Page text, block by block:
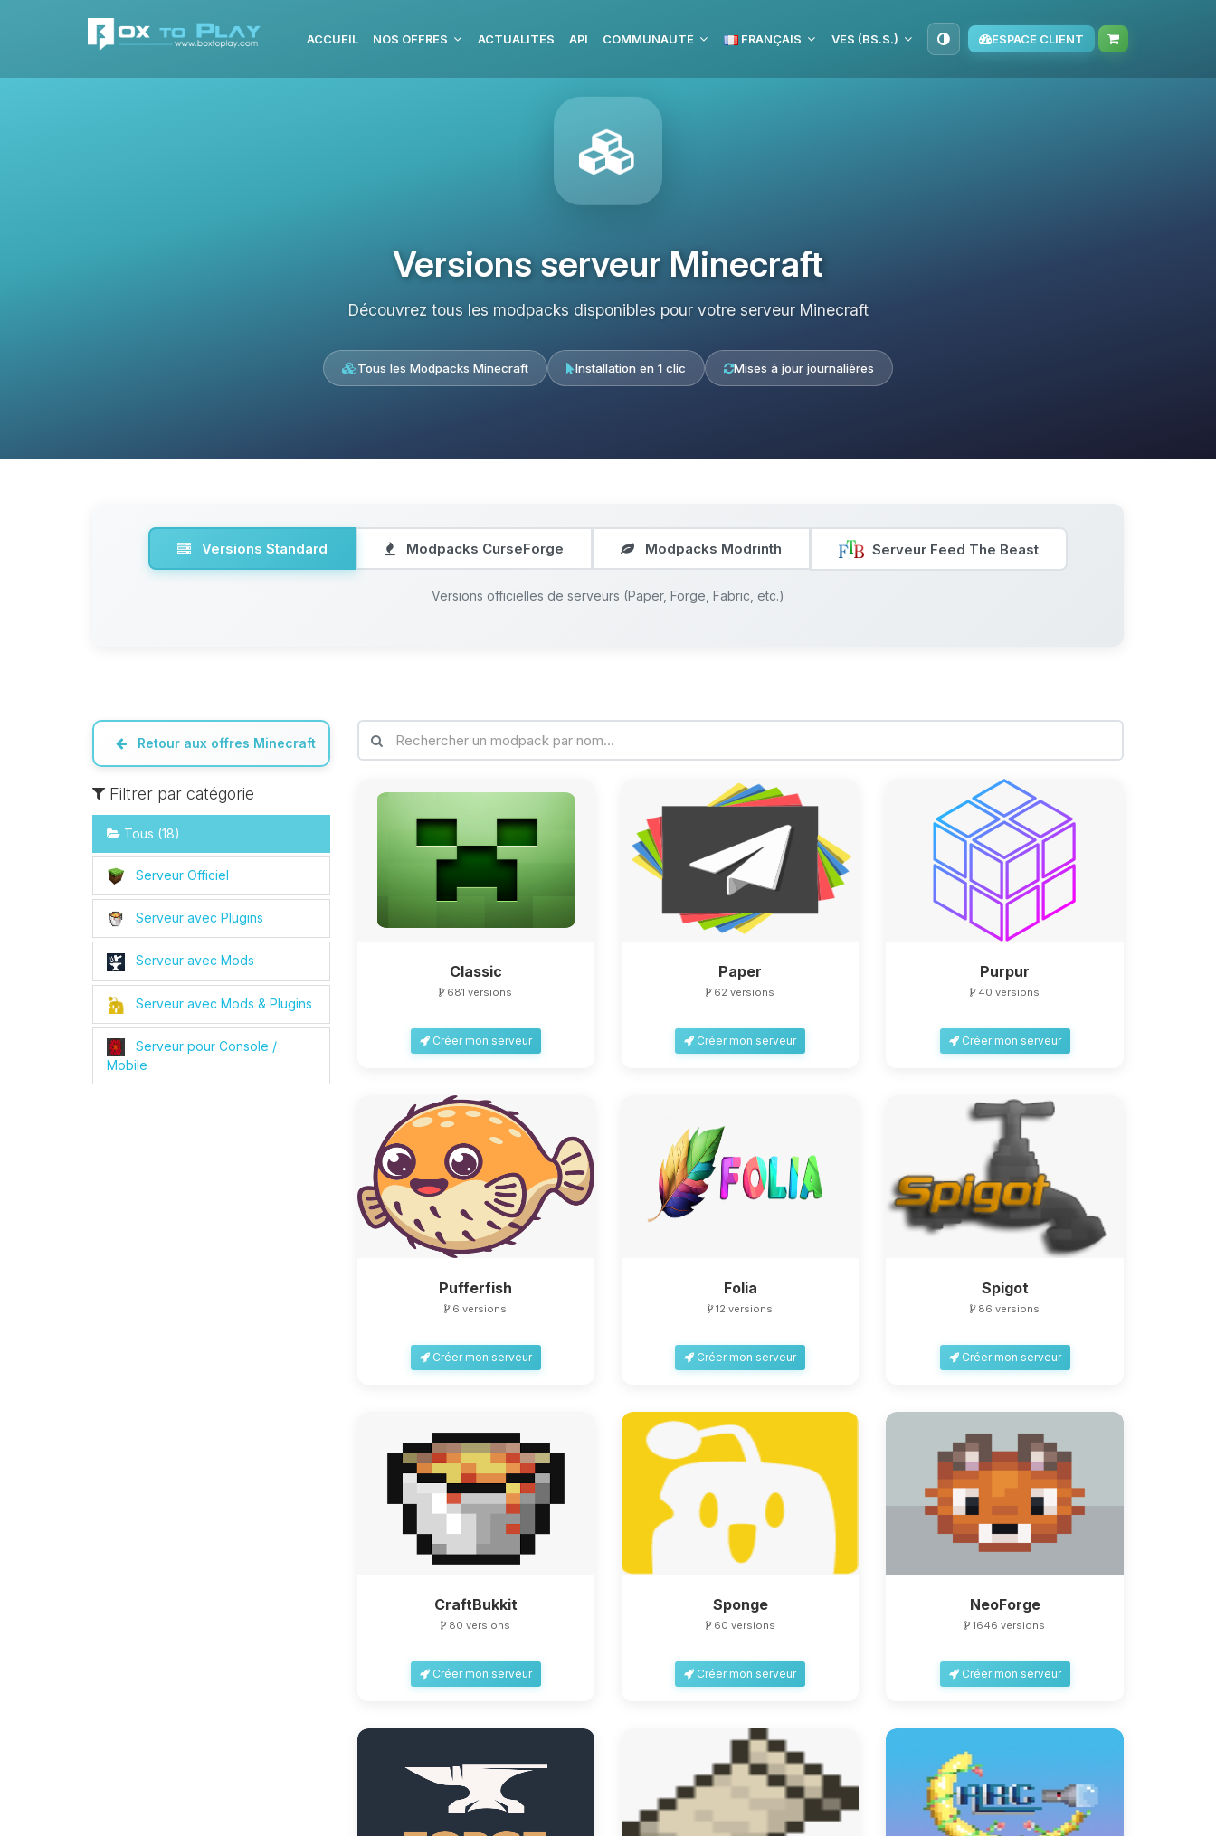
ACCUEIL NOS OFFRES ACTUALITÉS API COMMUNAUTÉ FRANÇAIS VES (BS.S.) ESPACE CLIENT
Versions serveur Minecraft
Découvrez tous les modpacks disponibles pour votre serveur Minecraft
Tous les Modpacks Minecraft Installation en 1 clic Mises à jour journalières
Versions Standard Modpacks CurseForge Modpacks Modrinth Serveur Feed The Beast
Versions officielles de serveurs (Paper, Forge, Fabric, etc.)
Retour aux offres Minecraft
Filtrer par catégorie
Tous (18)
Serveur Officiel
Serveur avec Plugins
Serveur avec Mods
Serveur avec Mods & Plugins
Serveur pour Console /
Mobile
Classic
681 versions
Créer mon serveur
Paper
62 versions
Créer mon serveur
Purpur
40 versions
Créer mon serveur
Pufferfish
6 versions
Créer mon serveur
Folia
12 versions
Créer mon serveur
Spigot
86 versions
Créer mon serveur
CraftBukkit
80 versions
Créer mon serveur
Sponge
60 versions
Créer mon serveur
NeoForge
1646 versions
Créer mon serveur